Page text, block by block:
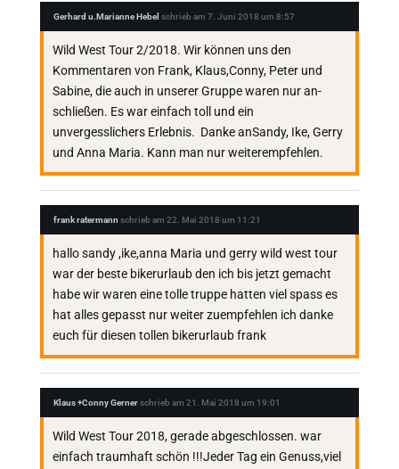
Gerhard u.Marianne Hebel schrieb am 7. Juni 2018 um 8:57
Wild West Tour 2/2018. Wir können uns den
Kommentaren von Frank, Klaus,Conny, Peter und
Sabine, die auch in unserer Gruppe waren nur an-
schließen. Es war einfach toll und ein
unvergesslichers Erlebnis. Danke anSandy, Ike, Gerry
und Anna Maria. Kann man nur weiterempfehlen.
frank ratermann schrieb am 22. Mai 2018 um 11:21
hallo sandy ,ike,anna Maria und gerry wild west tour
war der beste bikerurlaub den ich bis jetzt gemacht
habe wir waren eine tolle truppe hatten viel spass es
hat alles gepasst nur weiter zuempfehlen ich danke
euch für diesen tollen bikerurlaub frank
Klaus +Conny Gernerschrieb am 21. Mai 2018 um 19:01
Wild West Tour 2018, gerade abgeschlossen. war
einfach traumhaft schön !!!Jeder Tag ein Genuss,viel